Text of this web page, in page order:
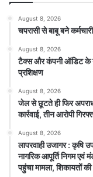
August 8, 2026
चपरासी से बाबू बने
August 8, 2026
टैक्स और कंपनी ऑडिट के
प्रशिक्षण
August 8, 2026
जेल से छूटते ही फिर
कार्रवाई, तीन आरोपी
August 8, 2026
लापरवाही उजागर : कृषि
नागरिक आपूर्ति निगम एवं
पहुंचा मामला, शिकायतों की